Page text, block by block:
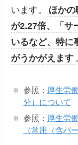
います。
ほかの
が2.27倍、「サ
いるなど、特に
がうかがえます
参照： 厚生労
分）について
参照： 厚生労
（常用（含パ